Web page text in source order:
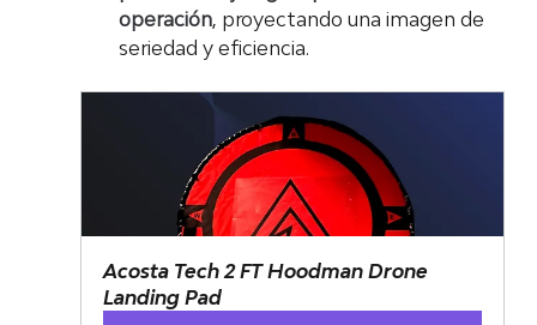
operación, proyectando una imagen de
seriedad y eficiencia.
Acosta Tech 2 FT Hoodman Drone
Landing Pad